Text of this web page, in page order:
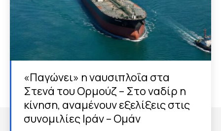
«Παγώνει» η ναυσιπλοΐα στα
Στενά του Ορμούζ – Στο ναδίρ η
κίνηση, αναμένουν εξελίξεις στις
συνομιλίες Ιράν – Ομάν